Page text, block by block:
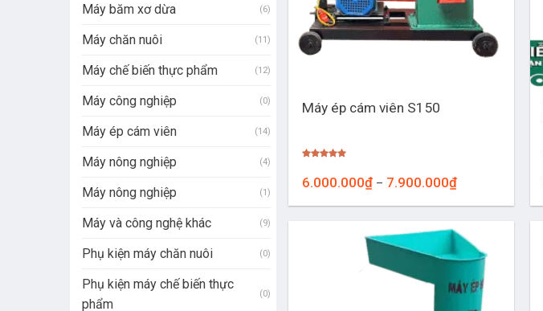
Máy băm xơ dừa (6)
Máy chăn nuôi (11)
Máy chế biến thực phẩm (12)
Máy công nghiệp (0)
Máy ép cám viên (14)
Máy nông nghiệp (4)
Máy nông nghiệp (1)
Máy và công nghệ khác (9)
Phụ kiện máy chăn nuôi (0)
Phụ kiện máy chế biến thực
phẩm
(0)
Máy ép cám viên S150
5 sao
6.000.000₫ – 7.900.000₫Khoảng
từ
7.900.000₫